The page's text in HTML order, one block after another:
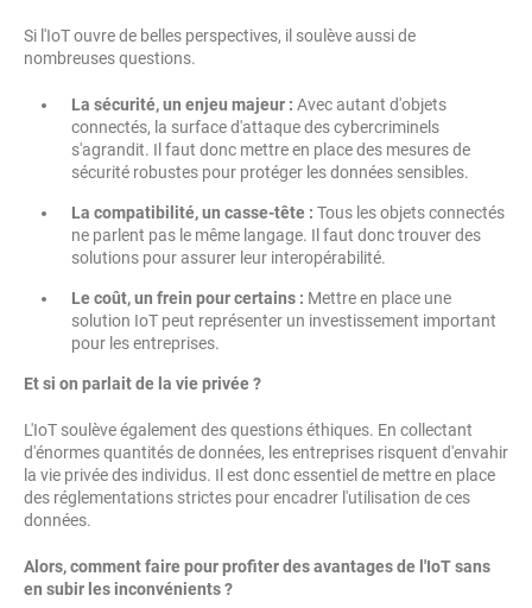
Si l'IoT ouvre de belles perspectives, il soulève aussi de
nombreuses questions.
La sécurité, un enjeu majeur : Avec autant d'objets
connectés, la surface d'attaque des cybercriminels
s'agrandit. Il faut donc mettre en place des mesures de
sécurité robustes pour protéger les données sensibles.
La compatibilité, un casse-tête : Tous les objets connectés
ne parlent pas le même langage. Il faut donc trouver des
solutions pour assurer leur interopérabilité.
Le coût, un frein pour certains : Mettre en place une
solution IoT peut représenter un investissement important
pour les entreprises.
Et si on parlait de la vie privée ?
L'IoT soulève également des questions éthiques. En collectant
d'énormes quantités de données, les entreprises risquent d'envahir
la vie privée des individus. Il est donc essentiel de mettre en place
des réglementations strictes pour encadrer l'utilisation de ces
données.
Alors, comment faire pour profiter des avantages de l'IoT sans
en subir les inconvénients ?